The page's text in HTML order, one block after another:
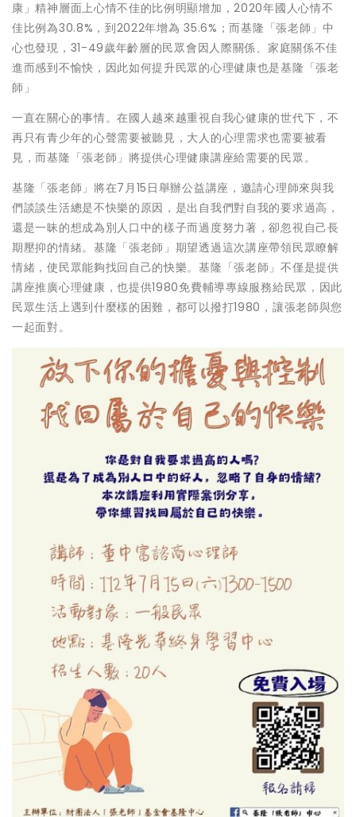
康」精神層面上心情不佳的比例明顯增加，2020年國人心情不
佳比例為30.8%，到2022年增為 35.6%；而基隆「張老師」中
心也發現，31-49歲年齡層的民眾會因人際關係、家庭關係不佳
進而感到不愉快，因此如何提升民眾的心理健康也是基隆「張老
師」
一直在關心的事情。在國人越來越重視自我心健康的世代下，不
再只有青少年的心聲需要被聽見，大人的心理需求也需要被看
見，而基隆「張老師」將提供心理健康講座給需要的民眾。
基隆「張老師」將在7月15日舉辦公益講座，邀請心理師來與我
們談談生活總是不快樂的原因，是出自我們對自我的要求過高，
還是一昧的想成為別人口中的樣子而過度努力著，卻忽視自己長
期壓抑的情緒。基隆「張老師」期望透過這次講座帶領民眾瞭解
情緒，使民眾能夠找回自己的快樂。基隆「張老師」不僅是提供
講座推廣心理健康，也提供1980免費輔導專線服務給民眾，因此
民眾生活上遇到什麼樣的困難，都可以撥打1980，讓張老師與您
一起面對。